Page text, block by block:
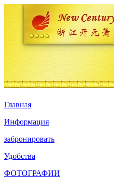
Главная
Информация
забронировать
Удобства
ФОТОГРАФИИ